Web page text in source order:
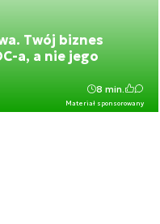
Twój biznes
a, a nie jego
Materiał sponsorowany
8 min.